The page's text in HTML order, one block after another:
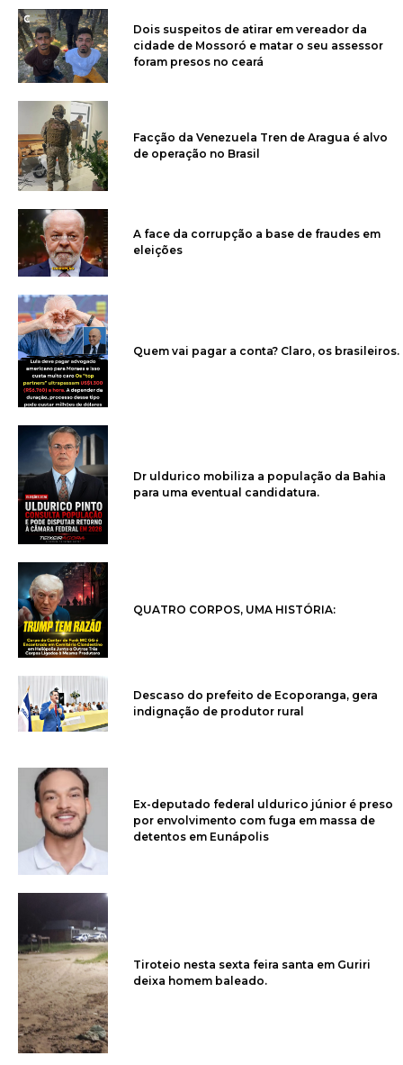
Dois suspeitos de atirar em vereador da
cidade de Mossoró e matar o seu assessor
foram presos no ceará
Facção da Venezuela Tren de Aragua é alvo
de operação no Brasil
A face da corrupção a base de fraudes em
eleições
Quem vai pagar a conta? Claro, os brasileiros.
Dr uldurico mobiliza a população da Bahia
para uma eventual candidatura.
QUATRO CORPOS, UMA HISTÓRIA:
Descaso do prefeito de Ecoporanga, gera
indignação de produtor rural
Ex-deputado federal uldurico júnior é preso
por envolvimento com fuga em massa de
detentos em Eunápolis
Tiroteio nesta sexta feira santa em Guriri
deixa homem baleado.